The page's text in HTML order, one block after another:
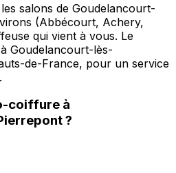
salons de Goudelancourt-
(Abbécourt, Achery,
qui vient à vous. Le
Goudelancourt-lès-
de-France, pour un service
coiffure à
?